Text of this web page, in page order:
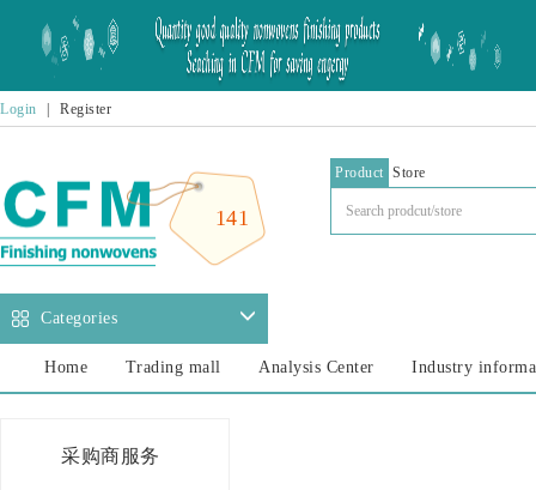
Login Register
141
Product Store
Categories
Home Trading mall Analysis Center Industry
采购商服务